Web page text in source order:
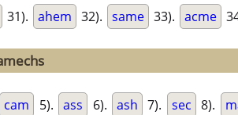
31). ahem 32). same 33). acme
cam 5). ass 6). ash 7). sec 8).